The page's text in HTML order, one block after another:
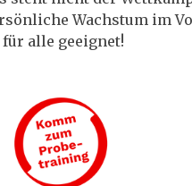
Wachstum im
alle geeignet!